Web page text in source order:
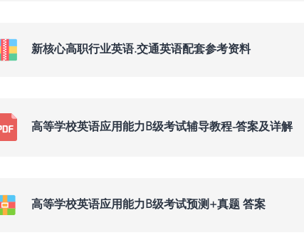
新核心高职行业英语.交通英语配套参考资料
高等学校英语应用能力B级考试辅导教程-答案及详解
高等学校英语应用能力B级考试预测+真题 答案